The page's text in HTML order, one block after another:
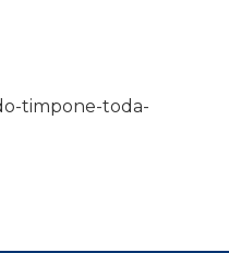
timpone-toda-